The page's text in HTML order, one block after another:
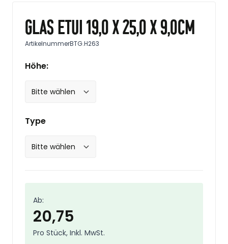
Glas etui 19,0 x 25,0 x 9,0cm
ArtikelnummerBTG.H263
Höhe:
Type
Ab:
20,75
Pro Stück, Inkl. MwSt.